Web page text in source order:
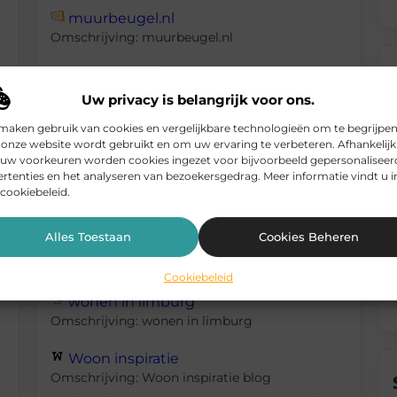
Uw privacy is belangrijk voor ons.
gebruik van cookies en vergelijkbare technologieën om te begrijpen
website wordt gebruikt en om uw ervaring te verbeteren. Afhankelijk
voorkeuren worden cookies ingezet voor bijvoorbeeld
en het analyseren van bezoekersgedrag. Meer informatie vindt u
Alles Toestaan Cookies Beheren
Cookiebeleid
muurbeugel.nl
Omschrijving: muurbeugel.nl
Omschrijving:
roobol.com
Omschrijving:
Trapleuning Bevestigen
Tuinscherm
wonen in limburg
Omschrijving: wonen in limburg
Woon inspiratie
Omschrijving: Woon inspiratie blog